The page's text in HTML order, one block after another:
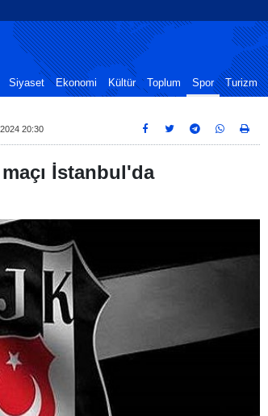
Siyaset Ekonomi Kültür Toplum Spor Turizm
20:30
İstanbul'da